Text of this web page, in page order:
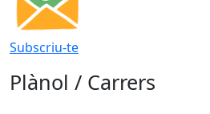
Subscriu-te
Plànol / Carrers